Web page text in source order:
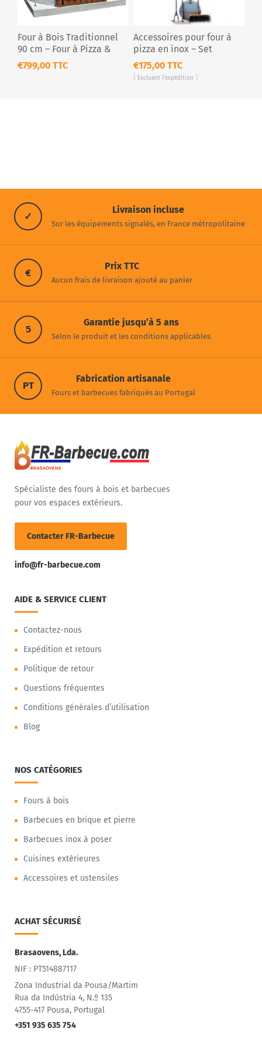
Four à Bois Traditionnel
90 cm – Four à Pizza &
Pain en Briques
Réfractaires
€799,00 TTC
Accessoires pour four à
pizza en inox – Set
complet 4 pièces
€175,00 TTC
Excluant l'expédition
✓
Livraison incluse
Sur les équipements signalés, en France métropolitaine
€
Prix TTC
Aucun frais de livraison ajouté au panier
5
Garantie jusqu’à 5 ans
Selon le produit et les conditions applicables
PT
Fabrication artisanale
Fours et barbecues fabriqués au Portugal
Spécialiste des fours à bois et barbecues
pour vos espaces extérieurs.
Contacter FR-Barbecue
info@fr-barbecue.com
AIDE & SERVICE CLIENT
Contactez-nous
Expédition et retours
Politique de retour
Questions fréquentes
Conditions générales d’utilisation
Blog
NOS CATÉGORIES
Fours à bois
Barbecues en brique et pierre
Barbecues inox à poser
Cuisines extérieures
Accessoires et ustensiles
ACHAT SÉCURISÉ
Brasaovens, Lda.
NIF : PT514887117
Zona Industrial da Pousa/Martim
Rua da Indústria 4, N.º 135
4755-417 Pousa, Portugal
+351 935 635 754